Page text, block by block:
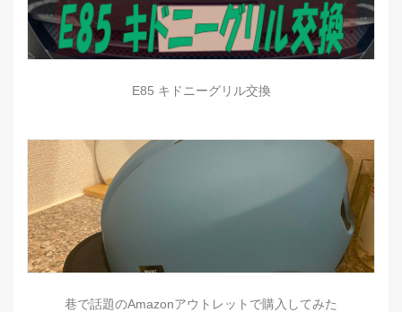
E85 キドニーグリル交換
巷で話題のAmazonアウトレットで購入してみた